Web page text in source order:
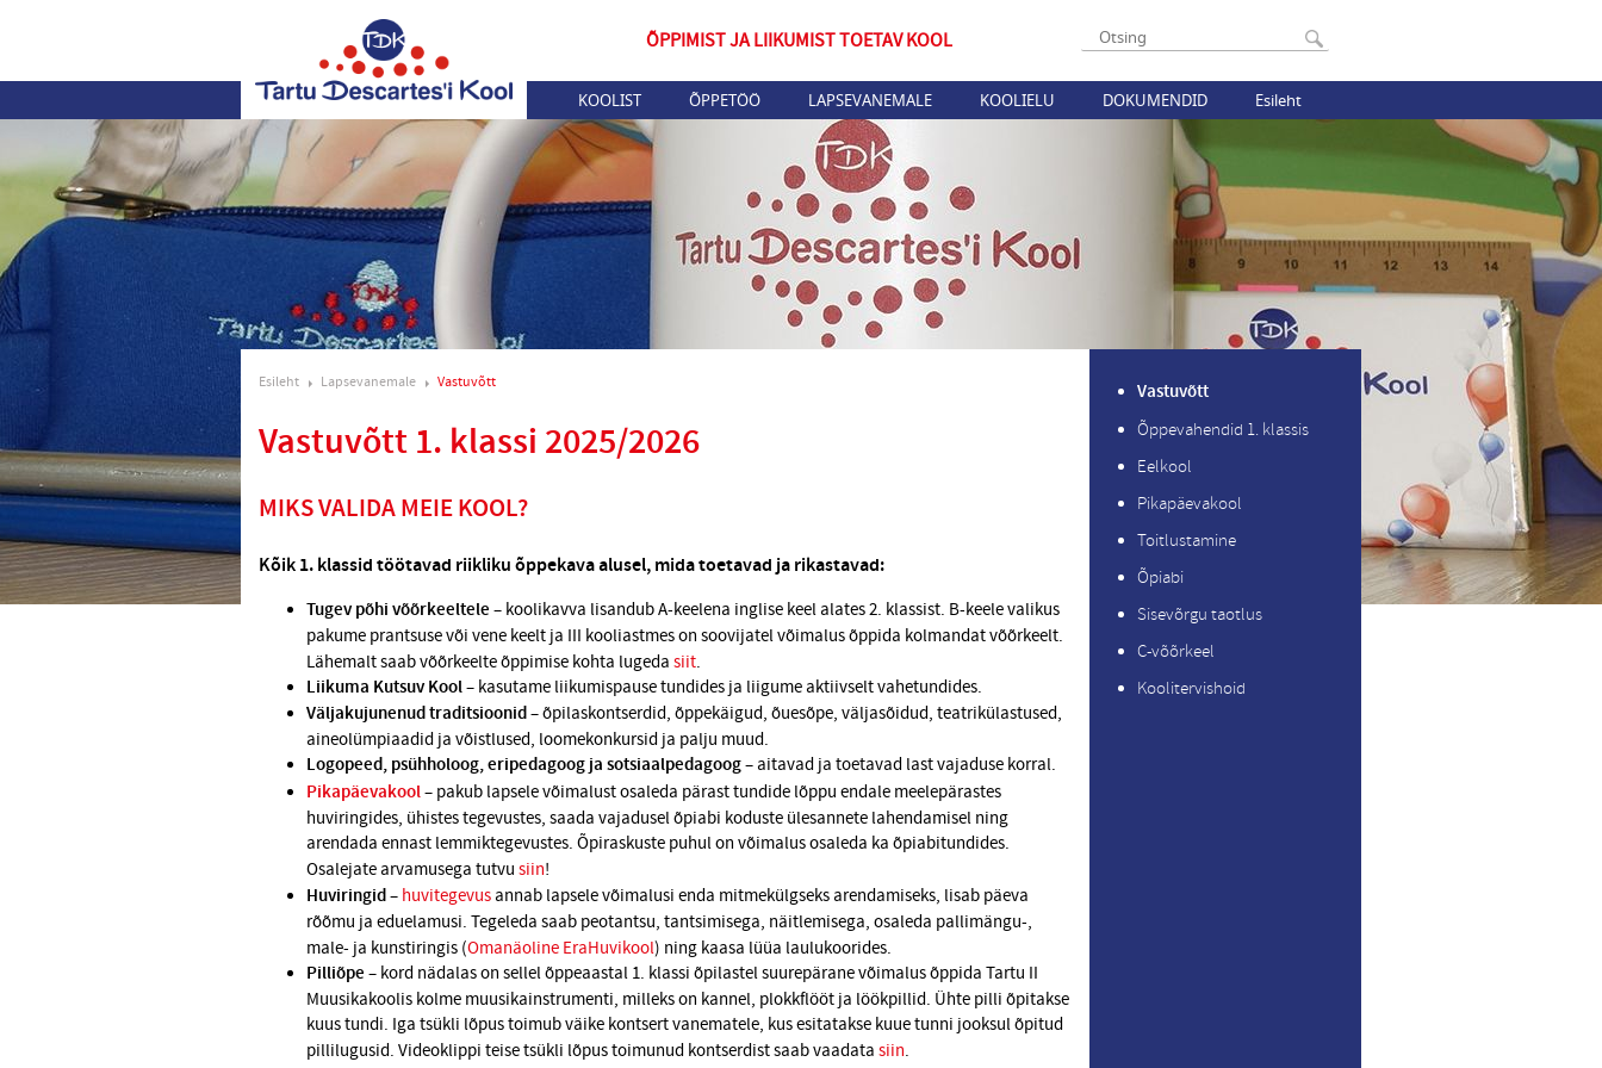
ÕPPIMIST JA LIIKUMIST TOETAV KOOL
KOOLIST ÕPPETÖÖ LAPSEVANEMALE KOOLIELU DOKUMENDID Esileht
Esileht Lapsevanemale Vastuvõtt
Vastuvõtt 1. klassi 2025/2026
MIKS VALIDA MEIE KOOL?
Kõik 1. klassid töötavad riikliku õppekava alusel, mida toetavad ja rikastavad:
Tugev põhi võõrkeeltele – koolikavva lisandub A-keelena inglise keel alates 2. klassist. B-keele valikus
pakume prantsuse või vene keelt ja III kooliastmes on soovijatel võimalus õppida kolmandat võõrkeelt.
Lähemalt saab võõrkeelte õppimise kohta lugeda siit.
Liikuma Kutsuv Kool– kasutame liikumispause tundides ja liigume aktiivselt vahetundides.
Väljakujunenud traditsioonid– õpilaskontserdid, õppekäigud, õuesõpe, väljasõidud, teatrikülastused,
aineolümpiaadid ja võistlused, loomekonkursid ja palju muud.
Logopeed, psühholoog, eripedagoog ja sotsiaalpedagoog– aitavad ja toetavad last vajaduse korral.
Pikapäevakool– pakub lapsele võimalust osaleda pärast tundide lõppu endale meelepärastes
huviringides, ühistes tegevustes, saada vajadusel õpiabi koduste ülesannete lahendamisel ning
arendada ennast lemmiktegevustes. Õpiraskuste puhul on võimalus osaleda ka õpiabitundides.
Osalejate arvamusega tutvu siin!
Huviringid– huvitegevus annab lapsele võimalusi enda mitmekülgseks arendamiseks, lisab päeva
rõõmu ja eduelamusi. Tegeleda saab peotantsu, tantsimisega, näitlemisega, osaleda pallimängu-,
male- ja kunstiringis (Omanäoline EraHuvikool) ning kaasa lüüa laulukoorides.
Pilliõpe – kord nädalas on sellel õppeaastal 1. klassi õpilastel suurepärane võimalus õppida Tartu II
Muusikakoolis kolme muusikainstrumenti, milleks on kannel, plokkflööt ja löökpillid. Ühte pilli õpitakse
kuus tundi. Iga tsükli lõpus toimub väike kontsert vanematele, kus esitatakse kuue tunni jooksul õpitud
pillilugusid. Videoklippi teise tsükli lõpus toimunud kontserdist saab vaadata siin.
Vastuvõtt
Õppevahendid 1. klassis
Eelkool
Pikapäevakool
Toitlustamine
Õpiabi
Sisevõrgu taotlus
C-võõrkeel
Koolitervishoid